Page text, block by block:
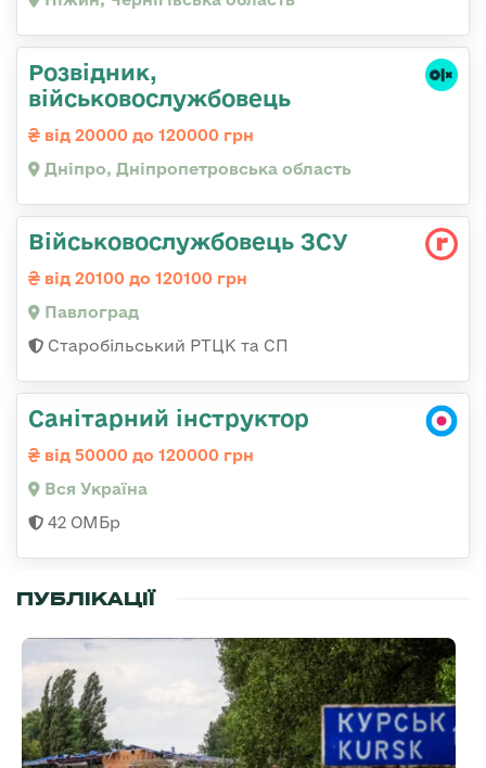
Розвідник,
військовослужбовець
від 20000 до 120000 грн
Дніпро, Дніпропетровська область
Військовослужбовець ЗСУ
від 20100 до 120100 грн
Павлоград
Старобільський РТЦК та СП
Санітарний інструктор
від 50000 до 120000 грн
Вся Україна
42 ОМБр
ПУБЛІКАЦІЇ